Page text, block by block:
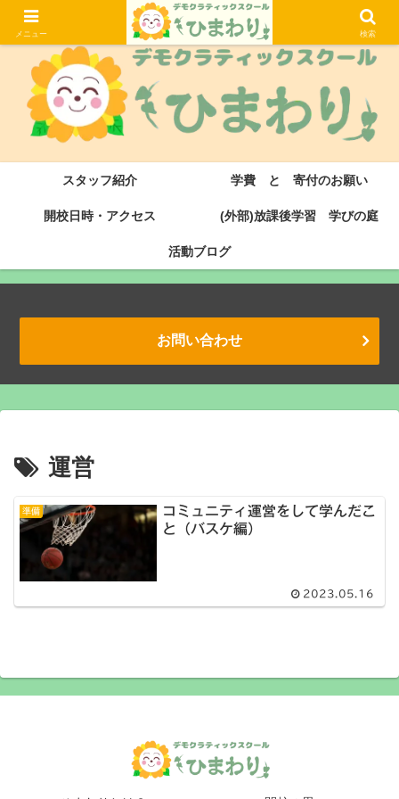
大津市にある滋賀県初のデモクラティックスクール・サドベリースクールです
スタッフ紹介 学費 と 寄付のお願い
開校日時・アクセス (外部)放課後学習 学びの庭
活動ブログ
お問い合わせ
運営
準備
コミュニティ運営をして学んだこ
と（バスケ編）
2023.05.16
メニュー 検索